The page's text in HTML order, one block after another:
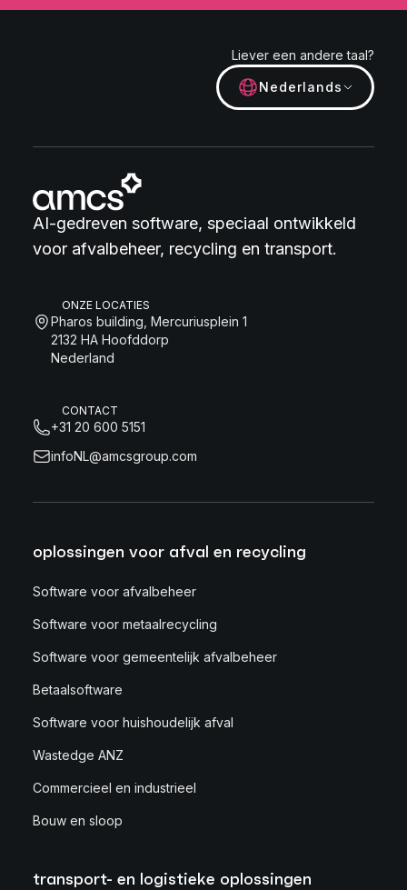
Liever een andere taal?
Nederlands
AI-gedreven software, speciaal ontwikkeld
voor afvalbeheer, recycling en transport.
ONZE LOCATIES
Pharos building, Mercuriusplein 1
2132 HA Hoofddorp
Nederland
CONTACT
+31 20 600 5151
infoNL@amcsgroup.com
oplossingen voor afval en recycling
Software voor afvalbeheer
Software voor metaalrecycling
Software voor gemeentelijk afvalbeheer
Betaalsoftware
Software voor huishoudelijk afval
Wastedge ANZ
Commercieel en industrieel
Bouw en sloop
transport- en logistieke oplossingen